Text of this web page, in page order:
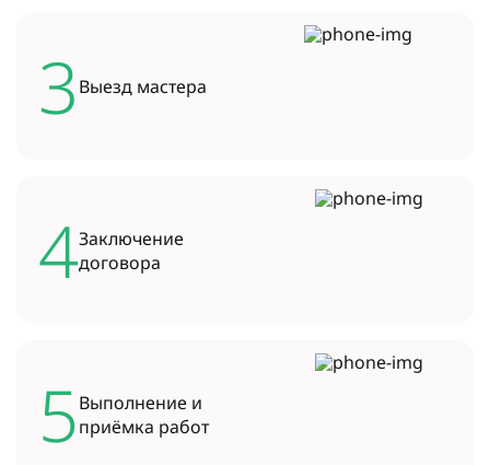
3 Выезд мастера
4Заключение
договора
5Выполнение и
приёмка работ